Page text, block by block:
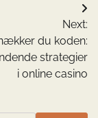
Next:
du koden:
strategier
i online casino